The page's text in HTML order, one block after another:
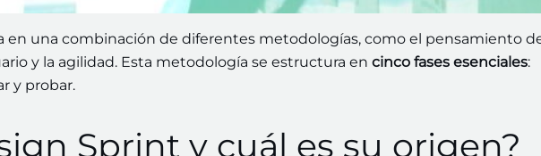
en una combinación de diferentes metodologías, como el pensamiento
y la agilidad. Esta metodología se estructura en cinco fases esenciales:
y probar.
Sprint y cuál es su origen?